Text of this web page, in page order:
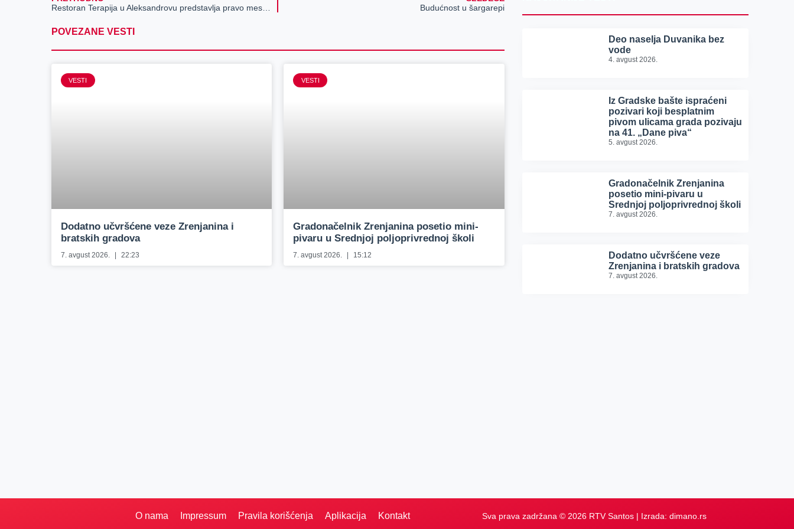
Budućnost u šargarepi
POVEZANE VESTI
VESTI
Dodatno učvršćene veze Zrenjanina i
bratskih gradova
7. avgust 2026. 22:23
VESTI
Gradonačelnik Zrenjanina posetio mini-
pivaru u Srednjoj poljoprivrednoj školi
7. avgust 2026. 15:12
Deo naselja Duvanika bez
vode
4. avgust 2026.
Iz Gradske bašte ispraćeni
pozivari koji besplatnim
pivom ulicama grada pozivaju
na 41. „Dane piva“
5. avgust 2026.
Gradonačelnik Zrenjanina
posetio mini-pivaru u
Srednjoj poljoprivrednoj školi
7. avgust 2026.
Dodatno učvršćene veze
Zrenjanina i bratskih gradova
7. avgust 2026.
O nama Impressum Pravila korišćenja Aplikacija Kontakt Sva prava zadržana © 2026 RTV Santos | Izrada: dimano.rs